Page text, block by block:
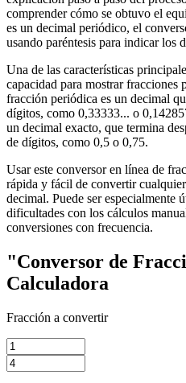
comprender cómo se obtuvo el
es un decimal periódico, el
usando paréntesis para indicar los
Una de las características
capacidad para mostrar fracciones
fracción periódica es un decimal
dígitos, como 0,33333... o
un decimal exacto, que termina
de dígitos, como 0,5 o 0,75.
Usar este conversor en línea de
rápida y fácil de convertir
decimal. Puede ser especialmente
dificultades con los cálculos
conversiones con frecuencia.
"Conversor de
Calculadora
Fracción a convertir